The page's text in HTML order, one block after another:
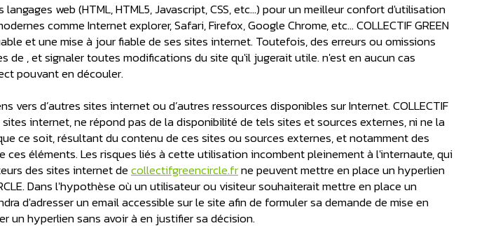
web (HTML, HTML5, Javascript, CSS, etc…) pour un meilleur confort d'utilisation
comme Internet explorer, Safari, Firefox, Google Chrome, etc… COLLECTIF GREEN
et une mise à jour fiable de ses sites internet. Toutefois, des erreurs ou omissions
de , et signaler toutes modifications du site qu'il jugerait utile. n'est en aucun cas
pouvant en découler.
vers d’autres sites internet ou d’autres ressources disponibles sur Internet. COLLECTIF
internet, ne répond pas de la disponibilité de tels sites et sources externes, ni ne la
ce soit, résultant du contenu de ces sites ou sources externes, et notamment des
éléments. Les risques liés à cette utilisation incombent pleinement à l'internaute, qui
des sites internet decollectifgreencircle.frne peuvent mettre en place un hyperlien
Dans l'hypothèse où un utilisateur ou visiteur souhaiterait mettre en place un
d'adresser un email accessible sur le site afin de formuler sa demande de mise en
un hyperlien sans avoir à en justifier sa décision.